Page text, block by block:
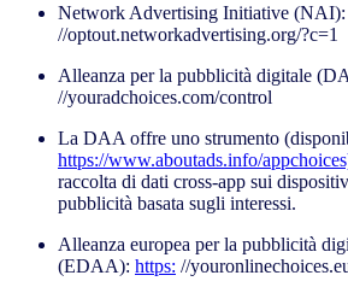
Network Advertising Initiative (NAI):
//optout.networkadvertising.org/?c=1
Alleanza per la pubblicità digitale
//youradchoices.com/control
La DAA offre uno strumento
https://www.aboutads.info/
raccolta di dati cross-app sui
pubblicità basata sugli interessi.
Alleanza europea per la pubblicità
(EDAA): https: //